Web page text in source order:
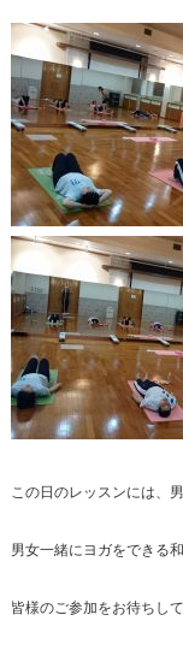
この日のレッスンには、
男女一緒にヨガをできる
皆様のご参加をお待ちして